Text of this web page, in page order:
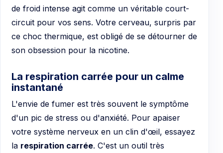
de froid intense agit comme un véritable court-
circuit pour vos sens. Votre cerveau, surpris par
ce choc thermique, est obligé de se détourner de
son obsession pour la nicotine.
La respiration carrée pour un calme
instantané
L'envie de fumer est très souvent le symptôme
d'un pic de stress ou d'anxiété. Pour apaiser
votre système nerveux en un clin d'œil, essayez
la respiration carrée. C'est un outil très